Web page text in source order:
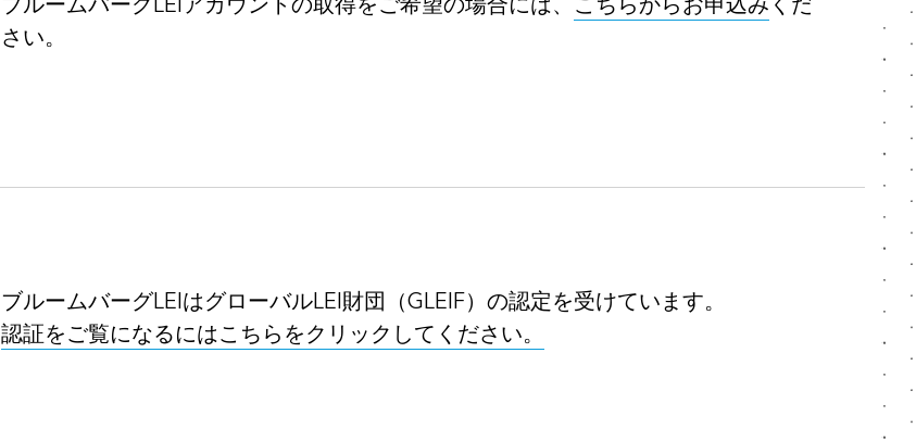
さい。
ブルームバーグLEIはグローバルLEI財団（GLEIF）の認定を受けています。
認証をご覧になるにはこちらをクリックしてください。